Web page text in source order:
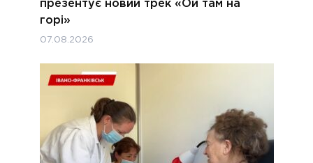
презентує новий трек «Ой там на
горі»
07.08.2026